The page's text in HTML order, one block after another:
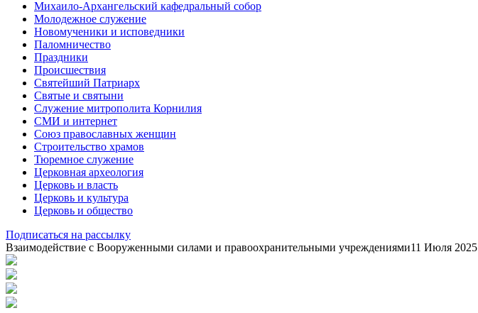
Михаило-Архангельский кафедральный собор
Молодежное служение
Новомученики и исповедники
Паломничество
Праздники
Происшествия
Святейший Патриарх
Святые и святыни
Служение митрополита Корнилия
СМИ и интернет
Союз православных женщин
Строительство храмов
Тюремное служение
Церковная археология
Церковь и власть
Церковь и культура
Церковь и общество
Подписаться на рассылку
Взаимодействие с Вооруженными силами и правоохранительными учреждениями11 Июля 2025